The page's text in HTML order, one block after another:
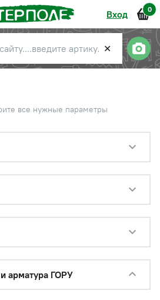
Вход 0
✕
все нужные параметры
арматура ГОРУ